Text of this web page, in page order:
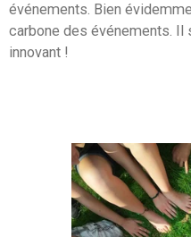
événements. Bien
carbone des événements.
innovant !